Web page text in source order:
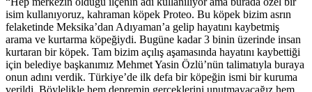
isim kullanıyoruz, kahraman köpek Proteo. Bu köpek bizim asrın
felaketinde Meksika’dan Adıyaman’a gelip hayatını kaybetmiş
arama ve kurtarma köpeğiydi. Bugüne kadar 3 binin üzerinde insan
kurtaran bir köpek. Tam bizim açılış aşamasında hayatını kaybettiği
için belediye başkanımız Mehmet Yasin Özlü’nün talimatıyla buraya
onun adını verdik. Türkiye’de ilk defa bir köpeğin ismi bir kuruma
verildi. Böylelikle hem depremin gerçeklerini unutmayacağız hem